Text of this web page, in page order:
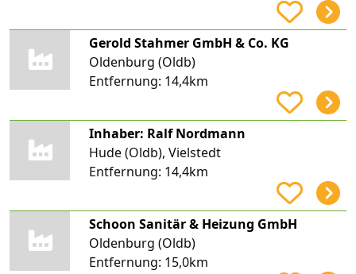
Gerold Stahmer GmbH & Co. KG
Oldenburg (Oldb)
Entfernung: 14,4km
Inhaber: Ralf Nordmann
Hude (Oldb), Vielstedt
Entfernung: 14,4km
Schoon Sanitär & Heizung GmbH
Oldenburg (Oldb)
Entfernung: 15,0km